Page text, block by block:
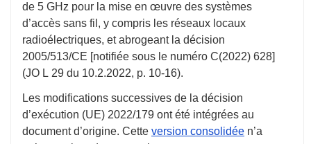
de 5 GHz pour la mise en œuvre des systèmes
d’accès sans fil, y compris les réseaux locaux
radioélectriques, et abrogeant la décision
2005/513/CE [notifiée sous le numéro C(2022) 628]
(JO L 29 du 10.2.2022, p. 10-16).
Les modifications successives de la décision
d’exécution (UE) 2022/179 ont été intégrées au
document d’origine. Cette version consolidée n’a